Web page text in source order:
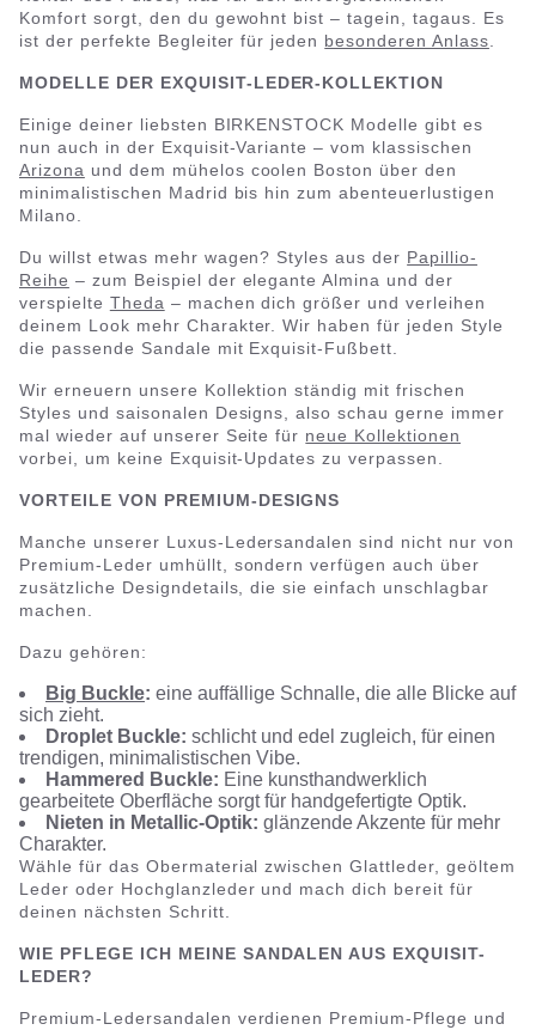
Komfort sorgt, den du gewohnt bist – tagein, tagaus. Es
ist der perfekte Begleiter für jeden besonderen Anlass
MODELLE DER EXQUISIT-LEDER-KOLLEKTION
Einige deiner liebsten BIRKENSTOCK Modelle gibt es
nun auch in der Exquisit-Variante – vom klassischen
Arizona und dem mühelos coolen Boston über den
minimalistischen Madrid bis hin zum abenteuerlustigen
Milano.
Du willst etwas mehr wagen? Styles aus der Papillio-
Reihe – zum Beispiel der elegante Almina und der
verspielte Theda – machen dich größer und verleihen
deinem Look mehr Charakter. Wir haben für jeden Style
die passende Sandale mit Exquisit-Fußbett.
Wir erneuern unsere Kollektion ständig mit frischen
Styles und saisonalen Designs, also schau gerne immer
mal wieder auf unserer Seite für neue Kollektionen
vorbei, um keine Exquisit-Updates zu verpassen.
VORTEILE VON PREMIUM-DESIGNS
Manche unserer Luxus-Ledersandalen sind nicht nur von
Premium-Leder umhüllt, sondern verfügen auch über
zusätzliche Designdetails, die sie einfach unschlagbar
machen.
Dazu gehören:
Big Buckle: eine auffällige Schnalle, die alle Blicke auf
sich zieht.
Droplet Buckle: schlicht und edel zugleich, für einen
trendigen, minimalistischen Vibe.
Hammered Buckle: Eine kunsthandwerklich
gearbeitete Oberfläche sorgt für handgefertigte Optik.
Nieten in Metallic-Optik: glänzende Akzente für mehr
Charakter.
Wähle für das Obermaterial zwischen Glattleder, geöltem
Leder oder Hochglanzleder und mach dich bereit für
deinen nächsten Schritt.
WIE PFLEGE ICH MEINE SANDALEN AUS EXQUISIT-
LEDER?
Premium-Ledersandalen verdienen Premium-Pflege und